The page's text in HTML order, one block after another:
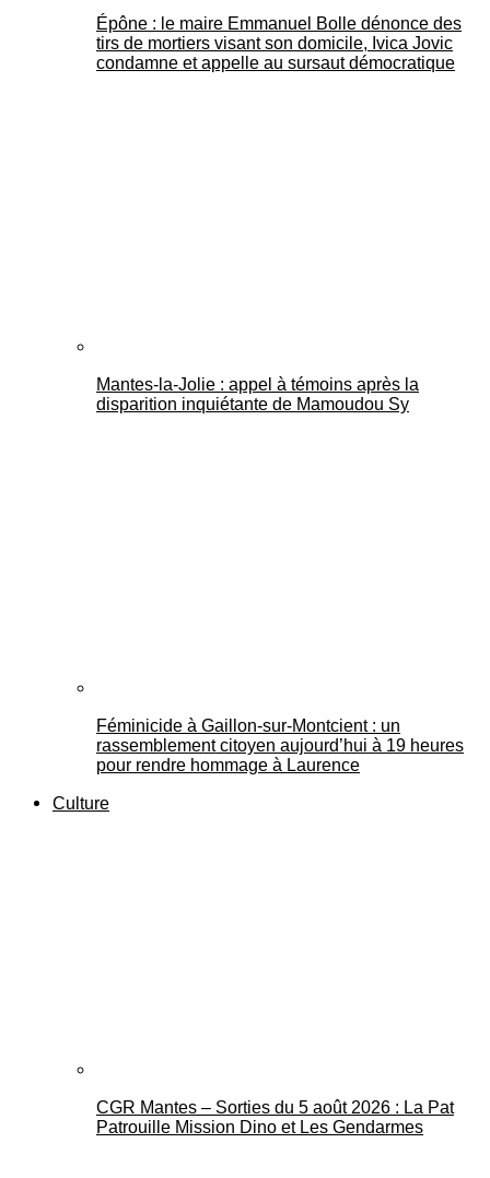
Épône : le maire Emmanuel Bolle dénonce des
tirs de mortiers visant son domicile, Ivica Jovic
condamne et appelle au sursaut démocratique
Mantes-la-Jolie : appel à témoins après la
disparition inquiétante de Mamoudou Sy
Féminicide à Gaillon‑sur‑Montcient : un
rassemblement citoyen aujourd’hui à 19 heures
pour rendre hommage à Laurence
Culture
CGR Mantes – Sorties du 5 août 2026 : La Pat
Patrouille Mission Dino et Les Gendarmes